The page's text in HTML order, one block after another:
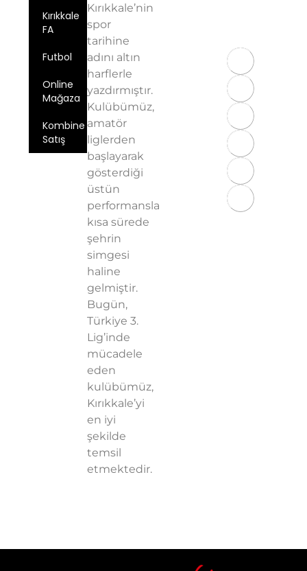
Kırıkkale’nin
spor
tarihine
adını altın
harflerle
yazdırmıştır.
Kulübümüz,
amatör
liglerden
başlayarak
gösterdiği
üstün
performansla
kısa sürede
şehrin
simgesi
haline
gelmiştir.
Bugün,
Türkiye 3.
Lig’inde
mücadele
eden
kulübümüz,
Kırıkkale’yi
en iyi
şekilde
temsil
etmektedir.
Kırıkkale
FA
Futbol
Online
Mağaza
Kombine
Satış